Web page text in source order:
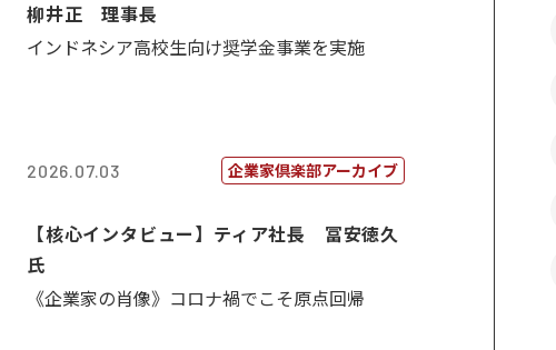
柳井正 理事長
インドネシア高校生向け奨学金事業を実施
2026.07.03 企業家倶楽部アーカイブ
【核心インタビュー】ティア社長 冨安徳久
氏
《企業家の肖像》コロナ禍でこそ原点回帰